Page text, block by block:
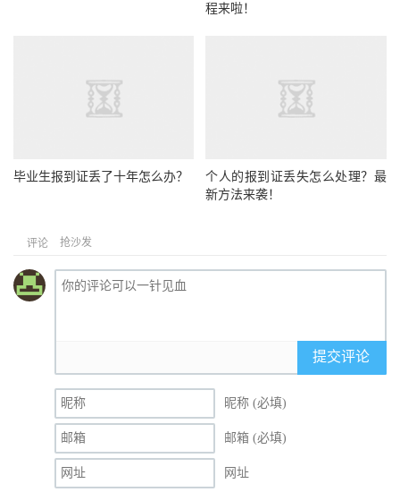
程来啦！
毕业生报到证丢了十年怎么办？
个人的报到证丢失怎么处理？最
新方法来袭！
评论 抢沙发
提交评论
昵称 (必填)
邮箱 (必填)
网址